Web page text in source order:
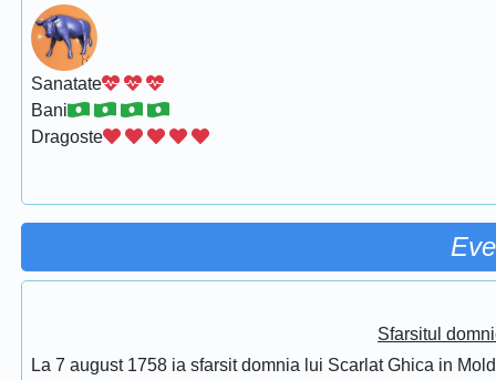
Sanatate
Bani
Dragoste
Sfarsitul
La 7 august 1758 ia sfarsit domnia lui Scarlat Ghica in